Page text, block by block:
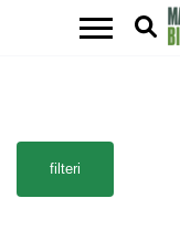
filteri